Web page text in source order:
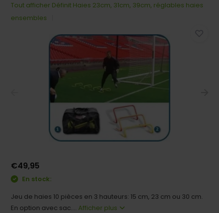
Tout afficher Définit Haies 23cm, 31cm, 39cm, réglables haies
ensembles
€49,95
En stock:
Jeu de haies 10 pièces en 3 hauteurs: 15 cm, 23 cm ou 30 cm.
En option avec sac.... Afficher plus